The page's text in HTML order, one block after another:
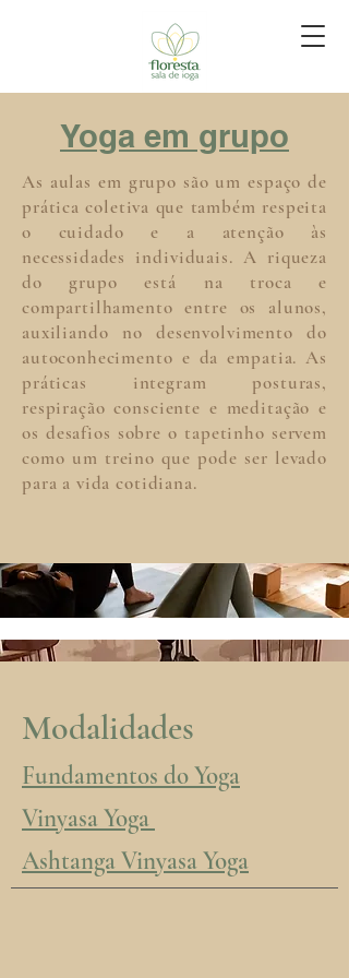
Yoga em grupo
As aulas em grupo são um espaço de
prática coletiva que também respeita
o cuidado e a atenção às
necessidades individuais. A riqueza
do grupo está na troca e
compartilhamento entre os alunos,
auxiliando no desenvolvimento do
autoconhecimento e da empatia. As
práticas integram posturas,
respiração consciente e meditação e
os desafios sobre o tapetinho servem
como um treino que pode ser levado
para a vida cotidiana.
Modalidades
Fundamentos do Yoga
Vinyasa Yoga
Ashtanga Vinyasa Yoga